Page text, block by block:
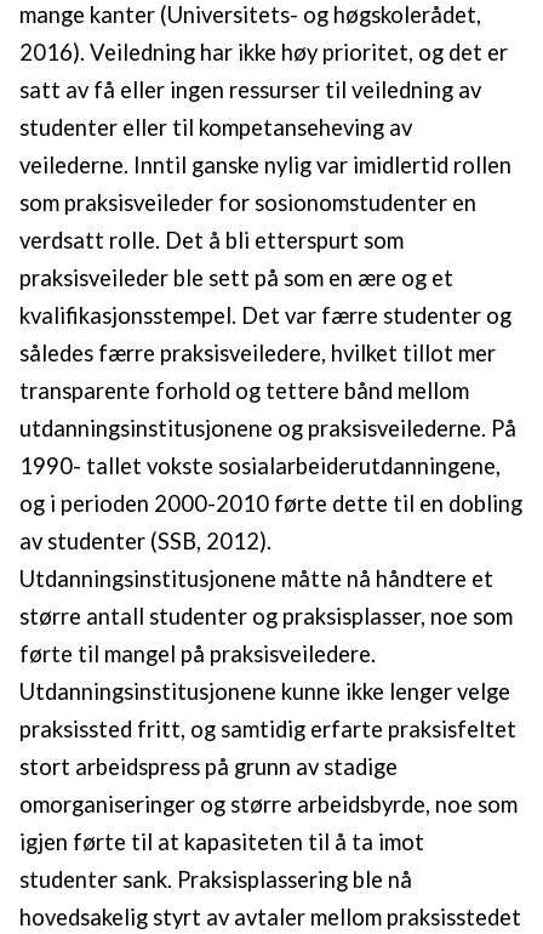
mange kanter (Universitets- og høgskolerådet,
2016). Veiledning har ikke høy prioritet, og det er
satt av få eller ingen ressurser til veiledning av
studenter eller til kompetanseheving av
veilederne. Inntil ganske nylig var imidlertid rollen
som praksisveileder for sosionomstudenter en
verdsatt rolle. Det å bli etterspurt som
praksisveileder ble sett på som en ære og et
kvalifikasjonsstempel. Det var færre studenter og
således færre praksisveiledere, hvilket tillot mer
transparente forhold og tettere bånd mellom
utdanningsinstitusjonene og praksisveilederne. På
1990- tallet vokste sosialarbeiderutdanningene,
og i perioden 2000-2010 førte dette til en dobling
av studenter (SSB, 2012).
Utdanningsinstitusjonene måtte nå håndtere et
større antall studenter og praksisplasser, noe som
førte til mangel på praksisveiledere.
Utdanningsinstitusjonene kunne ikke lenger velge
praksissted fritt, og samtidig erfarte praksisfeltet
stort arbeidspress på grunn av stadige
omorganiseringer og større arbeidsbyrde, noe som
igjen førte til at kapasiteten til å ta imot
studenter sank. Praksisplassering ble nå
hovedsakelig styrt av avtaler mellom praksisstedet